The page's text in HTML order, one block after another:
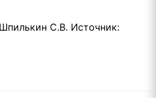
С.В. Источник: